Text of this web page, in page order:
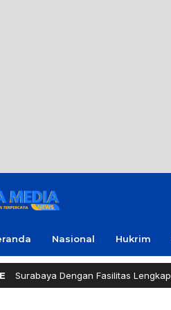
Nasional Hukrim
Fasilitas Lengkap dan Canggih